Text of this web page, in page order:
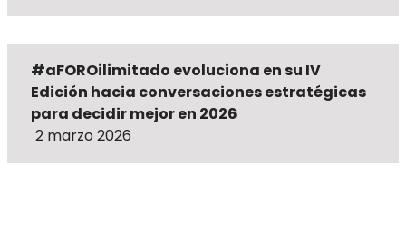
#aFOROilimitado evoluciona en su IV
Edición hacia conversaciones estratégicas
para decidir mejor en 2026
2 marzo 2026